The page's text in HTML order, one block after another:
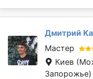
Дмитрий
Мастер
Киев
Запорожье)